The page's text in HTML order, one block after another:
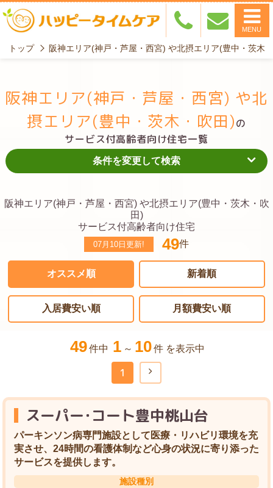
MENU
トップ 阪神エリア(神戸・芦屋・西宮) や北摂エリア(豊中・茨木
阪神エリア(神戸・芦屋・西宮) や北
摂エリア(豊中・茨木・吹田)の
サービス付高齢者向け住宅一覧
条件を変更して検索
阪神エリア(神戸・芦屋・西宮) や北摂エリア(豊中・茨木・吹
田)
サービス付高齢者向け住宅
07月10日 更新! 49件
オススメ順 新着順
入居費安い順 月額費安い順
49件中 1 ～ 10件 を表示中
1
スーパー･コート豊中桃山台
パーキンソン病専門施設として医療・リハビリ環境を充
実させ、24時間の看護体制など心身の状況に寄り添った
サービスを提供します。
施設種別